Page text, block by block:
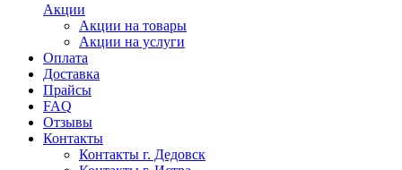
Акции
Акции на товары
Акции на услуги
Оплата
Доставка
Прайсы
FAQ
Отзывы
Контакты
Контакты г. Дедовск